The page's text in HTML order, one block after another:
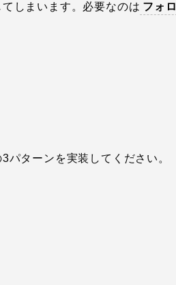
しまいます。必要なのは フォロ
ターンを実装してください。